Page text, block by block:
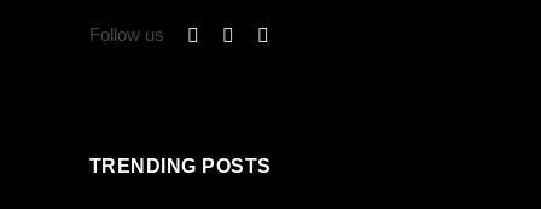
Follow us
TRENDING POSTS